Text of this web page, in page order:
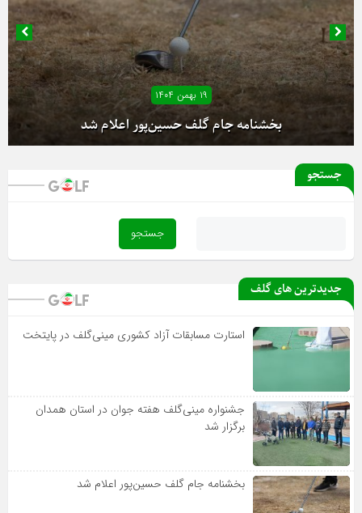
۱۹ بهمن ۱۴۰۴
۱۸ بهمن ۱۴۰۴
جستجو
جدیدترین های گلف
استارت مسابقات آزاد کشوری مینی‌گلف در پایتخت
جشنواره مینی‌گلف هفته جوان در استان همدان
برگزار شد
بخشنامه جام گلف حسین‌پور اعلام شد